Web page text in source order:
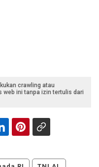
crawling atau
web ini tanpa izin tertulis dari